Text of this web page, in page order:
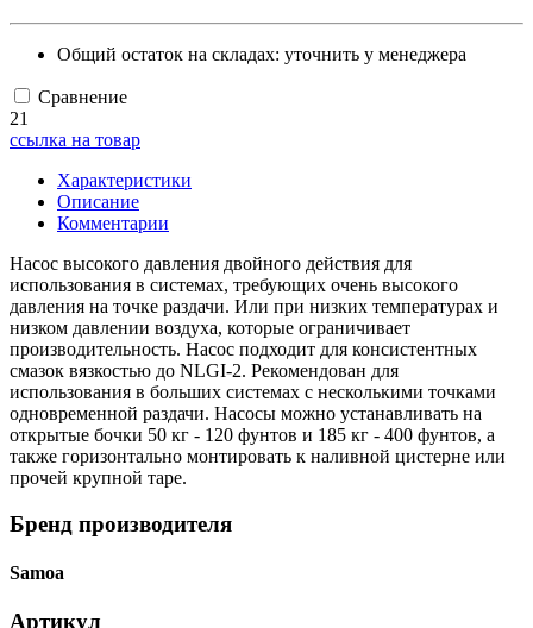
Общий остаток на складах: уточнить у менеджера
Сравнение
21
ссылка на товар
Характеристики
Описание
Комментарии
Насос высокого давления двойного действия для
использования в системах, требующих очень высокого
давления на точке раздачи. Или при низких температурах и
низком давлении воздуха, которые ограничивает
производительность. Насос подходит для консистентных
смазок вязкостью до NLGI-2. Рекомендован для
использования в больших системах с несколькими точками
одновременной раздачи. Насосы можно устанавливать на
открытые бочки 50 кг - 120 фунтов и 185 кг - 400 фунтов, а
также горизонтально монтировать к наливной цистерне или
прочей крупной таре.
Бренд производителя
Samoa
Артикул